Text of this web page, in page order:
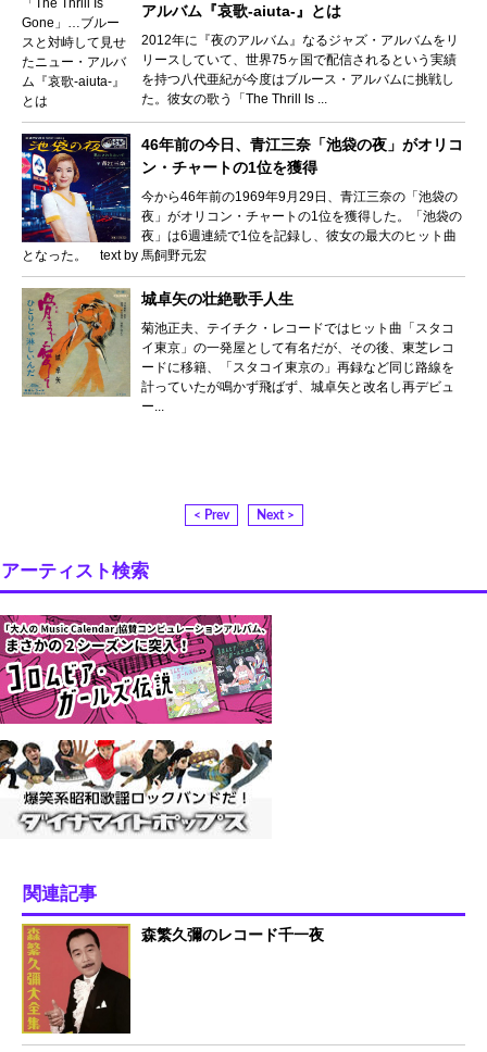
アルバム『哀歌-aiuta-』とは
2012年に『夜のアルバム』なるジャズ・アルバムをリ
リースしていて、世界75ヶ国で配信されるという実績
を持つ八代亜紀が今度はブルース・アルバムに挑戦し
た。彼女の歌う「The Thrill Is ...
46年前の今日、青江三奈「池袋の夜」がオリコ
ン・チャートの1位を獲得
今から46年前の1969年9月29日、青江三奈の「池袋の
夜」がオリコン・チャートの1位を獲得した。「池袋の
夜」は6週連続で1位を記録し、彼女の最大のヒット曲
となった。 text by 馬飼野元宏
城卓矢の壮絶歌手人生
菊池正夫、テイチク・レコードではヒット曲「スタコ
イ東京」の一発屋として有名だが、その後、東芝レコ
ードに移籍、「スタコイ東京の」再録など同じ路線を
計っていたが鳴かず飛ばず、城卓矢と改名し再デビュ
ー...
< Prev Next >
アーティスト検索
関連記事
森繁久彌のレコード千一夜